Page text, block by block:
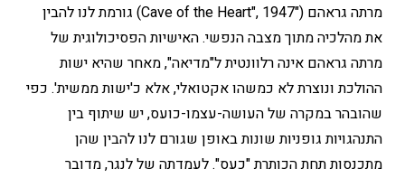
מרתה גראהם ("Cave of the Heart", 1947) גורמת לנו להבין
את מהלכיה מתוך מצבה הנפשי. האישיות הפסיכולוגית של
מרתה גראהם אינה רלוונטית ל"מדיאה", מאחר שהיא ישות
ההולכת ונוצרת לא כמשהו אקטואלי, אלא כ'ישות ממשית'. כפי
שהובהר במקרה של העושה-עצמו-כועס, יש שיתוף בין
התנהגויות גופניות שונות באופן שגורם לנו להבין שהן
מתכנסות תחת הכותרת "כעס". לעמדתה של לנגר, מדובר